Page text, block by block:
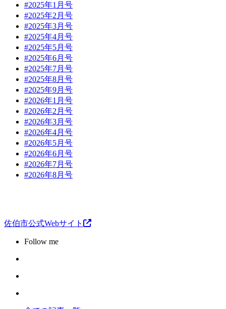
#2025年1月号
#2025年2月号
#2025年3月号
#2025年4月号
#2025年5月号
#2025年6月号
#2025年7月号
#2025年8月号
#2025年9月号
#2026年1月号
#2026年2月号
#2026年3月号
#2026年4月号
#2026年5月号
#2026年6月号
#2026年7月号
#2026年8月号
佐伯市公式Webサイト
Follow me